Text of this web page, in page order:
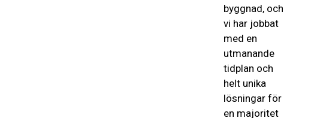
byggnad, och
vi har jobbat
med en
utmanande
tidplan och
helt unika
lösningar för
en majoritet